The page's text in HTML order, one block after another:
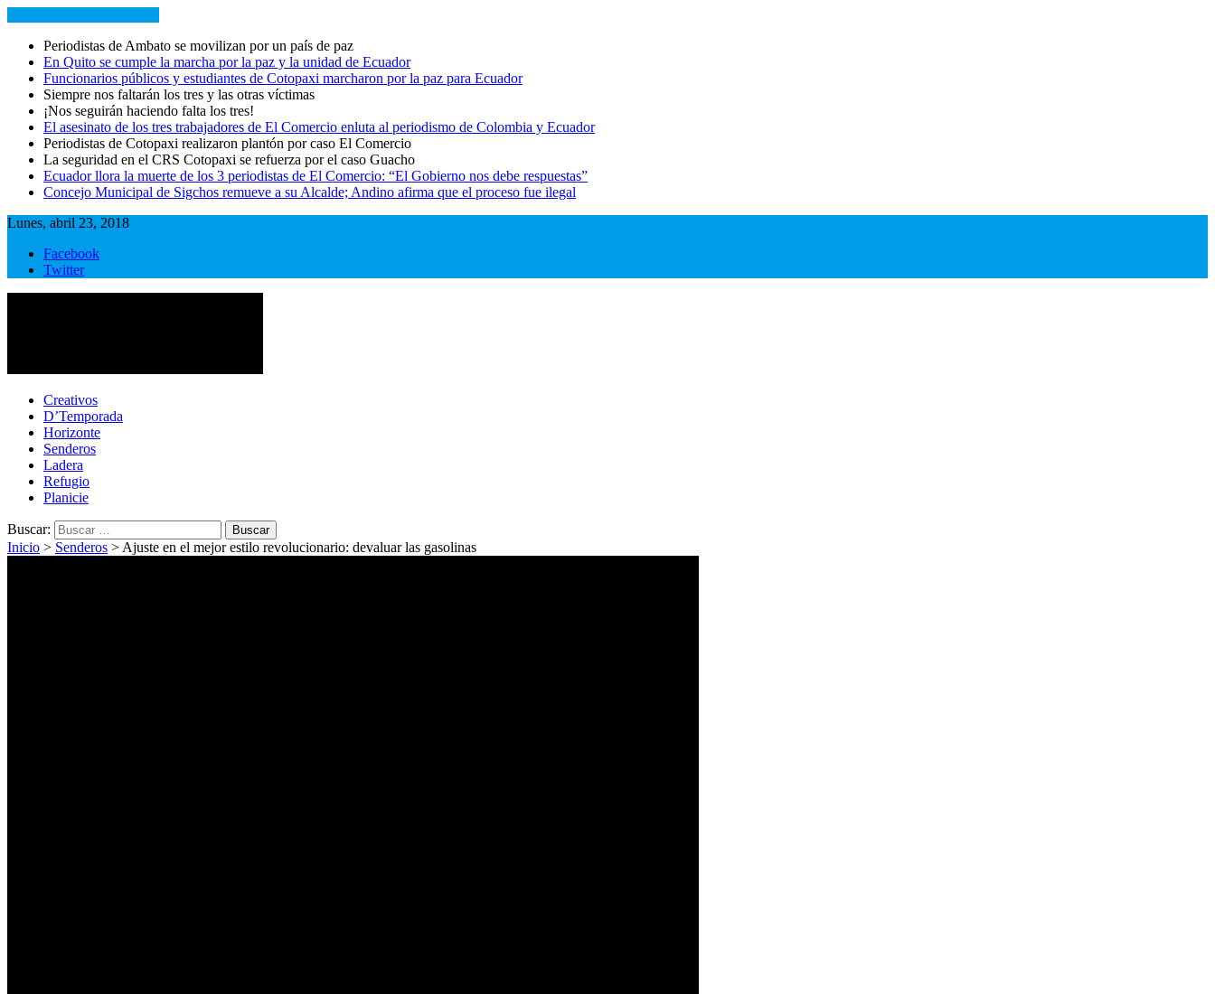
Periodistas de Ambato se movilizan por un país de paz
En Quito se cumple la marcha por la paz y la unidad de Ecuador
Funcionarios públicos y estudiantes de Cotopaxi marcharon por la paz para Ecuador
Siempre nos faltarán los tres y las otras víctimas
¡Nos seguirán haciendo falta los tres!
El asesinato de los tres trabajadores de El Comercio enluta al periodismo de Colombia y Ecuador
Periodistas de Cotopaxi realizaron plantón por caso El Comercio
La seguridad en el CRS Cotopaxi se refuerza por el caso Guacho
Ecuador llora la muerte de los 3 periodistas de El Comercio: “El Gobierno nos debe respuestas”
Concejo Municipal de Sigchos remueve a su Alcalde; Andino afirma que el proceso fue ilegal
Lunes, abril 23, 2018
Facebook
Twitter
Cotopaxi Noticias
Primer periódico multimedia del centro del país
Creativos
D’Temporada
Horizonte
Senderos
Ladera
Refugio
Planicie
Buscar:
Inicio > Senderos > Ajuste en el mejor estilo revolucionario: devaluar las gasolinas